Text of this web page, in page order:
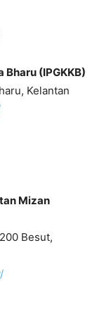
Bharu (IPGKKB)
Kelantan
Mizan
Besut,